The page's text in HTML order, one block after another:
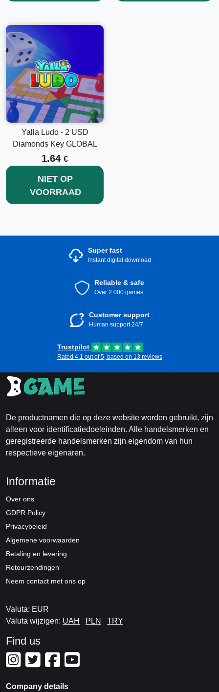
Yalla Ludo - 2 USD
Diamonds Key GLOBAL
1.64 €
NIET OP
VOORRAAD
Super fast
Instant digital download
Reliable & safe
Over 2.000 games
Customer support
Human support 24/7
Trustpilot
Rated 4.1 out of 5, based on 13 reviews
De productnamen die op deze website worden gebruikt, zijn
alleen voor identificatiedoeleinden. Alle handelsmerken en
geregistreerde handelsmerken zijn eigendom van hun
respectieve eigenaren.
Informatie
Over ons
GDPR Policy
Privacybeleid
Algemene voorwaarden
Betaling en levering
Retourzendingen
Neem contact met ons op
Valuta: EUR
Valuta wijzigen: UAH PLN TRY
Find us
Company details